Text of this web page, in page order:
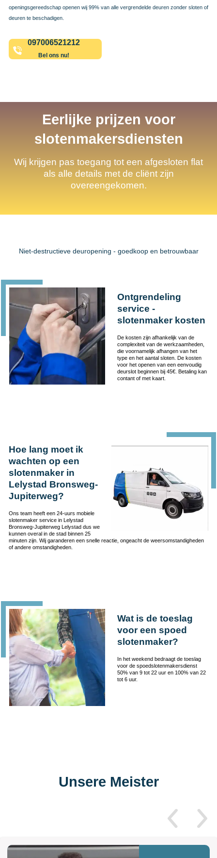
openingsgereedschap openen wij 99% van alle vergrendelde deuren zonder sloten of
deuren te beschadigen.
097006521212
Bel ons nu!
Eerlijke prijzen voor
slotenmakersdiensten
Wij krijgen pas toegang tot een afgesloten flat
als alle details met de cliënt zijn
overeengekomen.
Niet-destructieve deuropening - goedkoop en betrouwbaar
Ontgrendeling
service -
slotenmaker kosten
De kosten zijn afhankelijk van de
complexiteit van de werkzaamheden,
die voornamelijk afhangen van het
type en het aantal sloten. De kosten
voor het openen van een eenvoudig
deurslot beginnen bij 45€. Betaling kan
contant of met kaart.
Hoe lang moet ik
wachten op een
slotenmaker in
Lelystad Bronsweg-
Jupiterweg?
Ons team heeft een 24-uurs mobiele
slotenmaker service in Lelystad
Bronsweg-Jupiterweg Lelystad dus we
kunnen overal in de stad binnen 25
minuten zijn. Wij garanderen een snelle reactie, ongeacht de weersomstandigheden
of andere omstandigheden.
Wat is de toeslag
voor een spoed
slotenmaker?
In het weekend bedraagt de toeslag
voor de spoedslotenmakersdienst
50% van 9 tot 22 uur en 100% van 22
tot 6 uur.
Unsere Meister